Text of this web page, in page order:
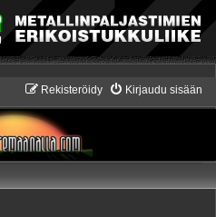
Kirjaudu sisään
Rekisteröidy